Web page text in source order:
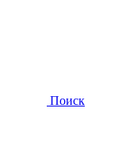
Поиск